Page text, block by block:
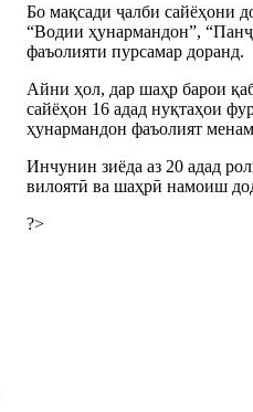
Бо мақсади ҷалби сайёҳони
“Водии ҳунармандон”,
фаъолияти пурсамар доранд.
Айни ҳол, дар шаҳр барои
сайёҳон 16 адад нуқтаҳои
ҳунармандон фаъолият
Инчунин зиёда аз 20 адад
вилоятӣ ва шаҳрӣ намоиш
?>